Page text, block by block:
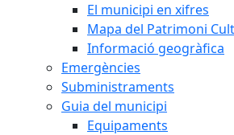
El municipi en xifres
Mapa del Patrimoni
Informació geogràfica
Emergències
Subministraments
Guia del municipi
Equipaments